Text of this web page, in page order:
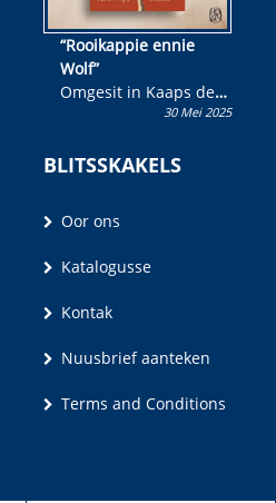
“Rooikappie ennie
Wolf”
Omgesit in Kaaps deur
Olivia M. Coetzee30 Mei 2025
BLITSSKAKELS
Oor ons
Katalogusse
Kontak
Nuusbrief aanteken
Terms and Conditions